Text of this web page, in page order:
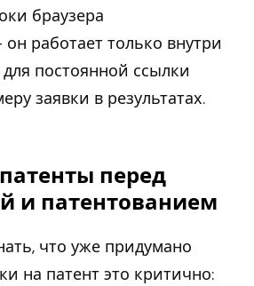
браузера
работает только внутри
постоянной ссылки
заявки в результатах.
перед
и патентованием
что уже придумано
на патент это критично: